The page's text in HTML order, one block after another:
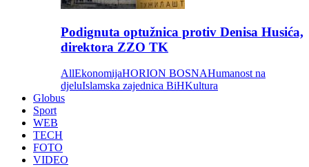
Podignuta optužnica protiv Denisa Husića,
direktora ZZO TK
AllEkonomijaHORION BOSNAHumanost na
djeluIslamska zajednica BiHKultura
Globus
Sport
WEB
TECH
FOTO
VIDEO